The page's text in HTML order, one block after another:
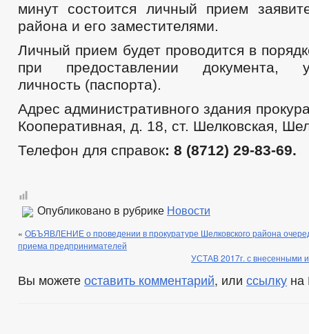
минут состоится личный прием
района и его заместителями.
Личный прием будет проводится в
при предоставлении документа,
личность (паспорта).
Адрес административного здания
Кооперативная, д. 18, ст. Шелковская,
Телефон для справок: 8 (8712) 29-83-69.
Опубликовано в рубрике Новости
« ОБЪЯВЛЕНИЕ о проведении в прокуратуре Шелковского района
приема предпринимателей
УСТАВ 2017г. с внесенными
Вы можете оставить комментарий, или ссылку на